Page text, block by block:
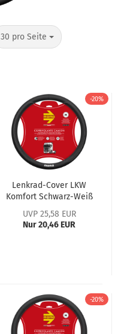
30 pro Seite
-20%
Lenkrad-Cover LKW
Komfort Schwarz-Weiß
UVP 25,58 EUR
Nur 20,46 EUR
-20%